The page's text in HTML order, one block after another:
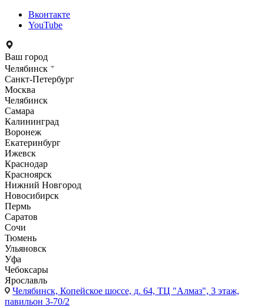
Вконтакте
YouTube
Ваш город
Челябинск
Санкт-Петербург
Москва
Челябинск
Самара
Калининград
Воронеж
Екатеринбург
Ижевск
Краснодар
Красноярск
Нижний Новгород
Новосибирск
Пермь
Саратов
Сочи
Тюмень
Ульяновск
Уфа
Чебоксары
Ярославль
Челябинск, Копейское шоссе, д. 64, ТЦ "Алмаз", 3 этаж,
павильон 3-70/2